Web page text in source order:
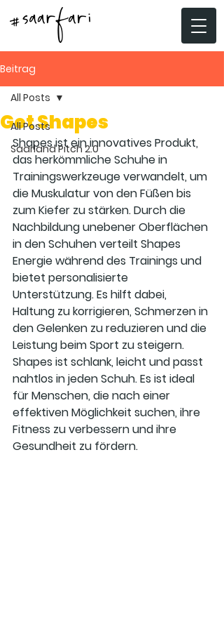
Beitrag
All Posts
Saarland Pitch 2.0
All Posts
Get Shapes
Shapes ist ein innovatives Produkt,
das herkömmliche Schuhe in
Trainingswerkzeuge verwandelt, um
die Muskulatur von den Füßen bis
zum Kiefer zu stärken. Durch die
Nachbildung unebener Oberflächen
in den Schuhen verteilt Shapes
Energie während des Trainings und
bietet personalisierte
Unterstützung. Es hilft dabei,
Haltung zu korrigieren, Schmerzen in
den Gelenken zu reduzieren und die
Leistung beim Sport zu steigern.
Shapes ist schlank, leicht und passt
nahtlos in jeden Schuh. Es ist ideal
für Menschen, die nach einer
effektiven Möglichkeit suchen, ihre
Fitness zu verbessern und ihre
Gesundheit zu fördern.